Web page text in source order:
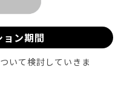
ョン期間
いて検討していきま